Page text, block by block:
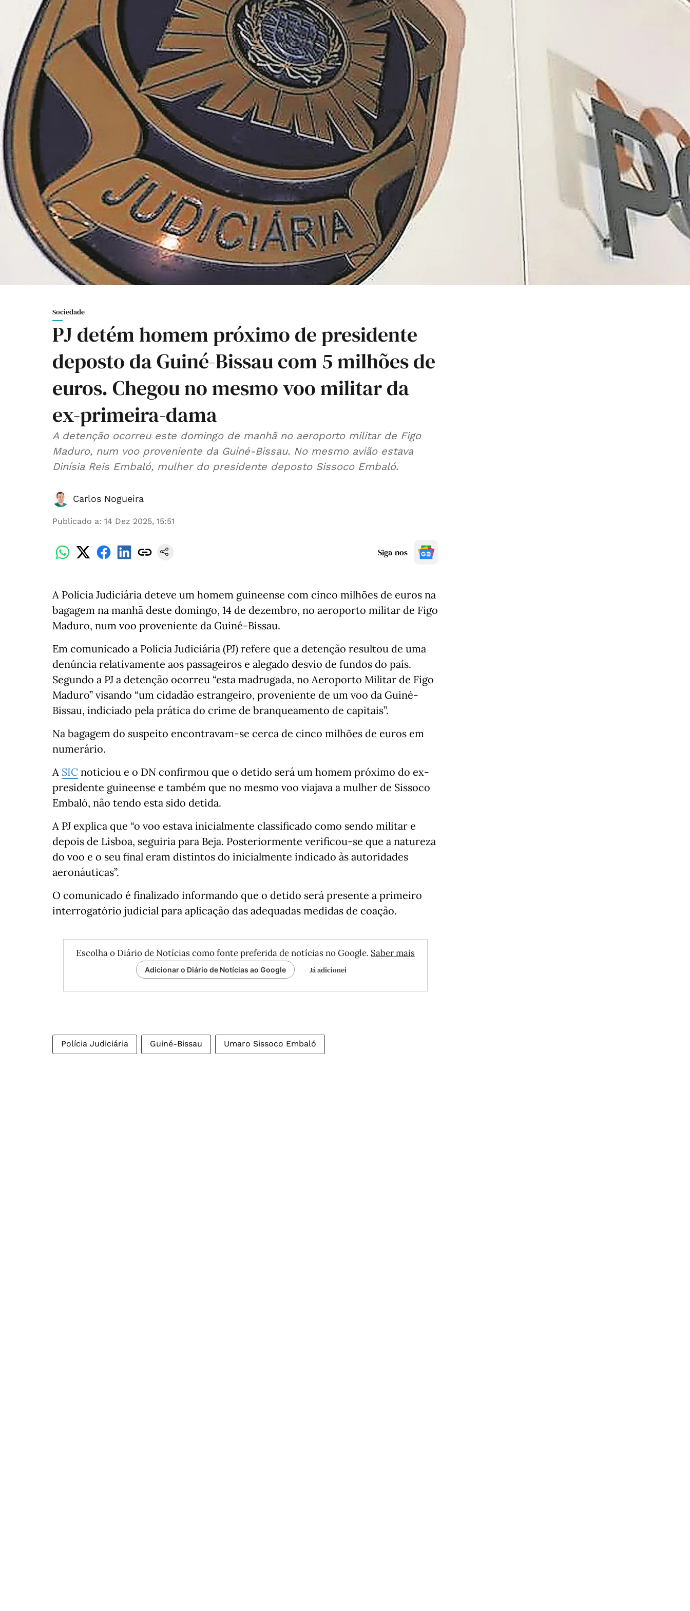
Sociedade
PJ detém homem próximo de presidente
deposto da Guiné-Bissau com 5 milhões de
euros. Chegou no mesmo voo militar da
ex-primeira-dama
A detenção ocorreu este domingo de manhã no aeroporto militar de Figo
Maduro, num voo proveniente da Guiné-Bissau. No mesmo avião estava
Dinísia Reis Embaló, mulher do presidente deposto Sissoco Embaló.
Carlos Nogueira
Publicado a: 14 Dez 2025, 15:51
Siga-nos
A Polícia Judiciária deteve um homem guineense com cinco milhões de euros na
bagagem na manhã deste domingo, 14 de dezembro, no aeroporto militar de Figo
Maduro, num voo proveniente da Guiné-Bissau.
Em comunicado a Polícia Judiciária (PJ) refere que a detenção resultou de uma
denúncia relativamente aos passageiros e alegado desvio de fundos do país.
Segundo a PJ a detenção ocorreu “esta madrugada, no Aeroporto Militar de Figo
Maduro” visando “um cidadão estrangeiro, proveniente de um voo da Guiné-
Bissau, indiciado pela prática do crime de branqueamento de capitais”.
Na bagagem do suspeito encontravam-se cerca de cinco milhões de euros em
numerário.
A SIC noticiou e o DN confirmou que o detido será um homem próximo do ex-
presidente guineense e também que no mesmo voo viajava a mulher de Sissoco
Embaló, não tendo esta sido detida.
A PJ explica que “o voo estava inicialmente classificado como sendo militar e
depois de Lisboa, seguiria para Beja. Posteriormente verificou-se que a natureza
do voo e o seu final eram distintos do inicialmente indicado às autoridades
aeronáuticas”.
O comunicado é finalizado informando que o detido será presente a primeiro
interrogatório judicial para aplicação das adequadas medidas de coação.
Escolha o Diário de Notícias como fonte preferida de notícias no Google. Saber mais
Adicionar o Diário de Notícias ao Google Já adicionei
Polícia Judiciária Guiné-Bissau Umaro Sissoco Embaló